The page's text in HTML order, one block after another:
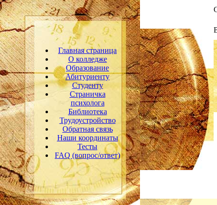
Главная страница
О колледже
Образование
Абитуриенту
Студенту
Страничка
психолога
Библиотека
Трудоустройство
Обратная связь
Наши координаты
Тесты
FAQ (вопрос/ответ)